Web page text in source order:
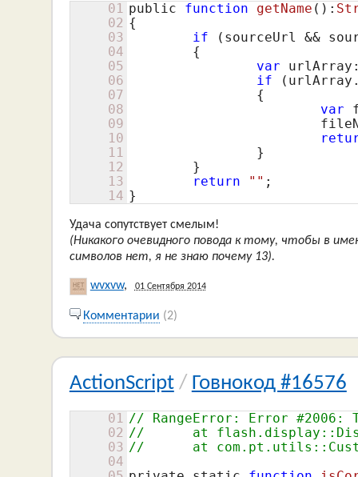
01
02
03
04
05
06
07
08
09
10
11
12
13
14
public function getName () :
{
if (sourceUrl &&
var
if
var
return
"" ;
}
Удача сопутствует смелым!
(Никакого очевидного повода к тому, чтобы в
символов нет, я не знаю почему 13).
wvxvw, 01 Сентября 2014
Комментарии (2)
ActionScript/ Говнокод #16576
01
02
03
04
// RangeError: Error #2006:
//	at
//	at